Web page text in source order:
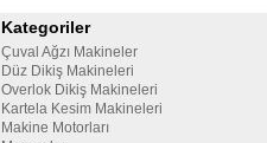
Kategoriler
Çuval Ağzı Makineler
Düz Dikiş Makineleri
Overlok Dikiş Makineleri
Kartela Kesim Makineleri
Makine Motorları